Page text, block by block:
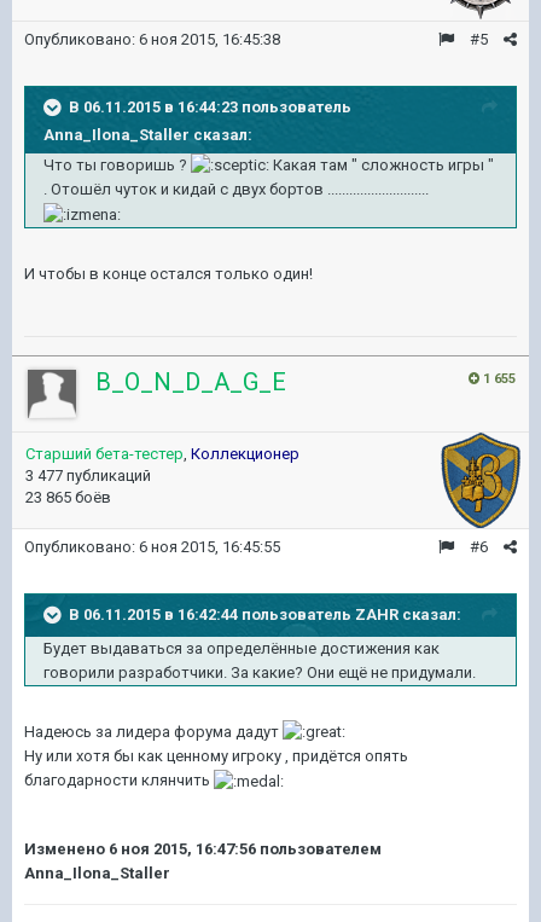
#5
Опубликовано: 6 ноя 2015, 16:45:38
В 06.11.2015 в 16:44:23 пользователь
Anna_Ilona_Staller сказал:
Что ты говоришь ?
Какая там " сложность игры "
. Отошёл чуток и кидай с двух бортов ............................
И чтобы в конце остался только один!
1 655
B_O_N_D_A_G_E
Старший бета-тестер Коллекционер
3 477 публикаций
23 865 боёв
#6
Опубликовано: 6 ноя 2015, 16:45:55
В 06.11.2015 в 16:42:44 пользователь ZAHR сказал:
Будет выдаваться за определённые достижения как
говорили разработчики. За какие? Они ещё не придумали.
Надеюсь за лидера форума дадут
Ну или хотя бы как ценному игроку , придётся опять
благодарности клянчить
Изменено 6 ноя 2015, 16:47:56 пользователем
Anna_Ilona_Staller